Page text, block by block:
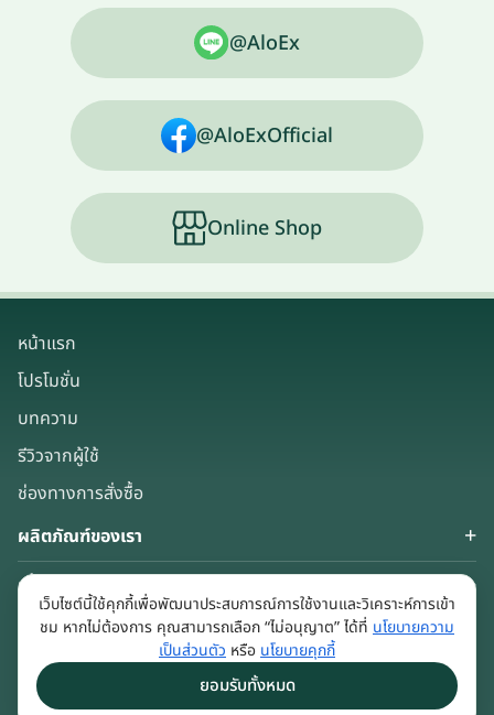
@AloEx
@AloExOfficial
Online Shop
หน้าแรก
โปรโมชั่น
บทความ
รีวิวจากผู้ใช้
ช่องทางการสั่งซื้อ
ผลิตภัณฑ์ของเรา
เกี่ยวกับเรา
Keep in touch
เว็บไซต์นี้ใช้คุกกี้เพื่อพัฒนาประสบการณ์การใช้งานและวิเคราะห์การเข้า
ชม หากไม่ต้องการ คุณสามารถเลือก “ไม่อนุญาต” ได้ที่ นโยบายความ
เป็นส่วนตัว หรือ นโยบายคุกกี้
ยอมรับทั้งหมด